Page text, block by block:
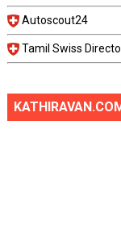
Autoscout24
Tamil Swiss